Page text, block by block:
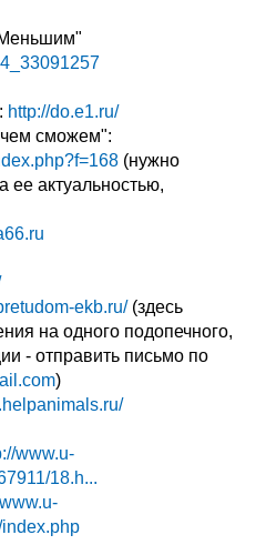
http://do.e1.ru/
сможем":
(нужно
ее актуальностью,
ekb.ru/(здесь
на одного подопечного,
- отправить письмо по
)
www.u-
18.h...